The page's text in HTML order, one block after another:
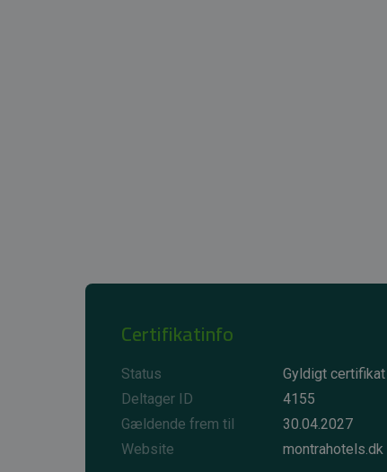
Certifikatinfo
Status
Gyldigt certifikat
Deltager ID
4155
Gældende frem til
30.04.2027
Website
montrahotels.dk